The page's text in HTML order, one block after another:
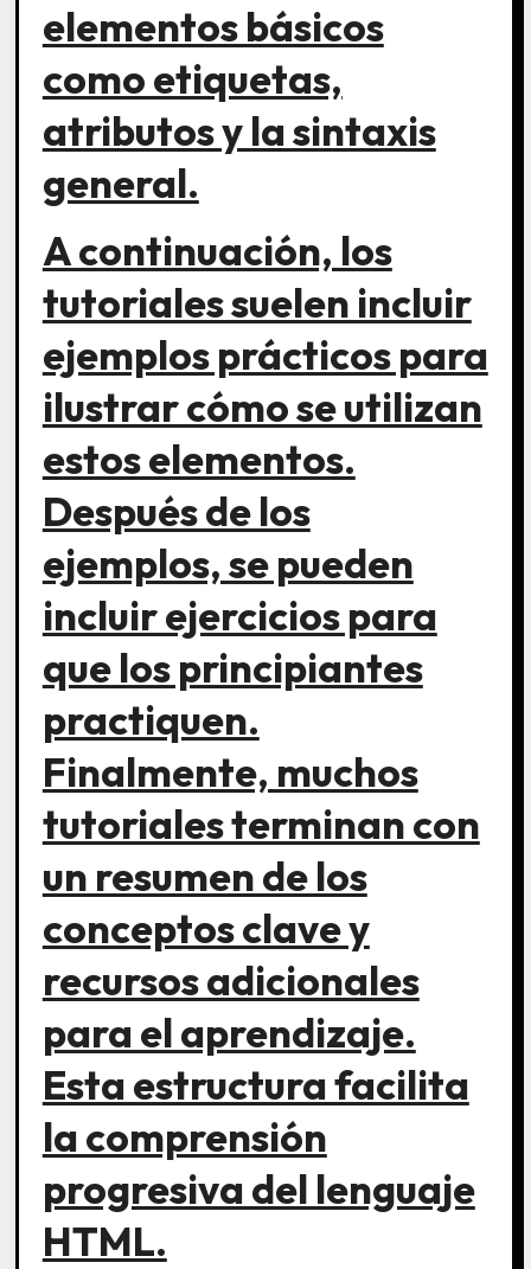
elementos básicos
como etiquetas,
atributos y la sintaxis
general.
A continuación, los
tutoriales suelen incluir
ejemplos prácticos para
ilustrar cómo se utilizan
estos elementos.
Después de los
ejemplos, se pueden
incluir ejercicios para
que los principiantes
practiquen.
Finalmente, muchos
tutoriales terminan con
un resumen de los
conceptos clave y
recursos adicionales
para el aprendizaje.
Esta estructura facilita
la comprensión
progresiva del lenguaje
HTML.